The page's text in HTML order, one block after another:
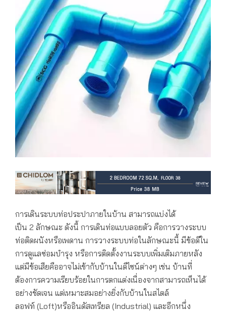
การเดินระบบท่อประปาภายในบ้าน สามารถแบ่งได้
เป็น 2 ลักษณะ ดังนี้ การเดินท่อแบบลอยตัว คือการวางระบบ
ท่อติดผนังหรือเพดาน การวางระบบท่อในลักษณะนี้ มีข้อดีใน
การดูแลซ่อมบำรุง หรือการติดตั้งงานระบบเพิ่มเติมภายหลัง
แต่มีข้อเสียคืออาจไม่เข้ากับบ้านในดีไซน์ต่างๆ เช่น บ้านที่
ต้องการความเรียบร้อยในการตกแต่งเนื่องจากสามารถเห็นได้
อย่างชัดเจน แต่เหมาะสมอย่างยิ่งกับบ้านในสไตล์
ลอฟท์ (Loft)หรืออินดัสเทรียล (Industrial) และอีกหนึ่ง